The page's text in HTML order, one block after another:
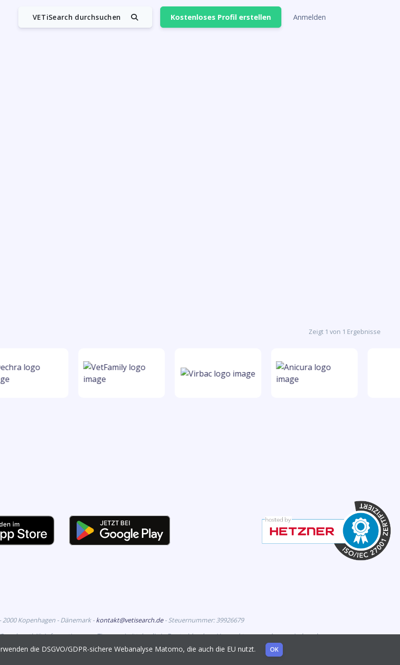
VETiSearch durchsuchen Kostenloses Profil erstellen Anmelden
Zeigt 1 von 1 Ergebnisse
2000 Kopenhagen - Dänemark -kontakt@vetisearch.de- Steuernummer: 39926679
enthält Informationen zu Tierarzneimitteln, die in Deutschland zur Vermarktung zugelassen sind, und
richtet sich an tiermedizinische Fachkreise.
die DSGVO/GDPR-sichere Webanalyse Matomo, die auch die EU nutzt. OK